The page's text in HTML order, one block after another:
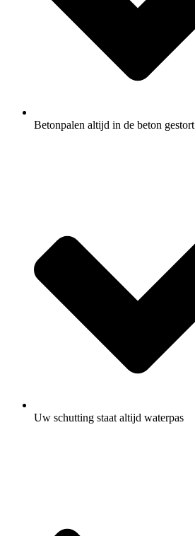
Betonpalen altijd in de beton gestort
Uw schutting staat altijd waterpas